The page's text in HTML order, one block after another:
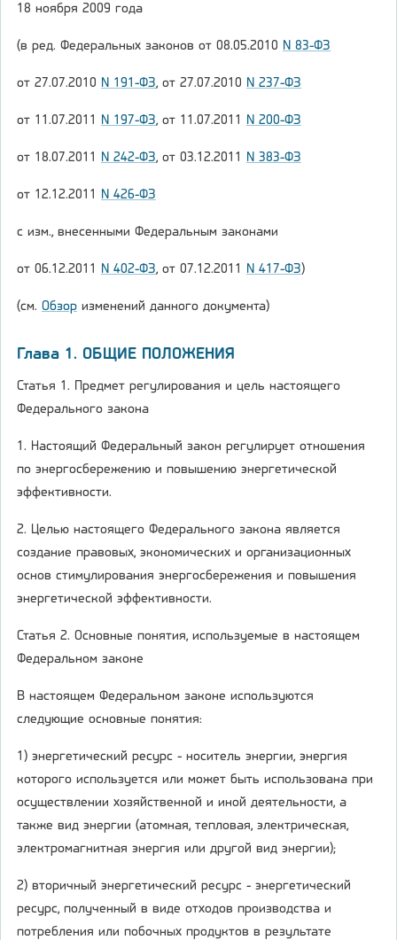
18 ноября 2009 года
(в ред. Федеральных законов от 08.05.2010 N 83-ФЗ
от 27.07.2010 N 191-ФЗ, от 27.07.2010 N 237-ФЗ
от 11.07.2011 N 197-ФЗ, от 11.07.2011 N 200-ФЗ
от 18.07.2011 N 242-ФЗ, от 03.12.2011 N 383-ФЗ
от 12.12.2011 N 426-ФЗ
с изм., внесенными Федеральным законами
от 06.12.2011 N 402-ФЗ, от 07.12.2011 N 417-ФЗ)
(см. Обзор изменений данного документа)
Глава 1. ОБЩИЕ ПОЛОЖЕНИЯ
Статья 1. Предмет регулирования и цель настоящего
Федерального закона
1. Настоящий Федеральный закон регулирует отношения
по энергосбережению и повышению энергетической
эффективности.
2. Целью настоящего Федерального закона является
создание правовых, экономических и организационных
основ стимулирования энергосбережения и повышения
энергетической эффективности.
Статья 2. Основные понятия, используемые в настоящем
Федеральном законе
В настоящем Федеральном законе используются
следующие основные понятия:
1) энергетический ресурс - носитель энергии, энергия
которого используется или может быть использована при
осуществлении хозяйственной и иной деятельности, а
также вид энергии (атомная, тепловая, электрическая,
электромагнитная энергия или другой вид энергии);
2) вторичный энергетический ресурс - энергетический
ресурс, полученный в виде отходов производства и
потребления или побочных продуктов в результате